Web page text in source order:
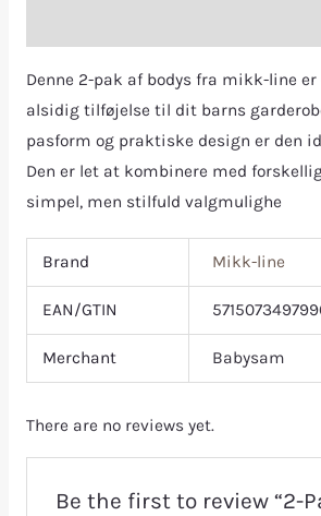
Denne 2-pak af bodys fra mikk-line er
alsidig tilføjelse til dit barns
pasform og praktiske design er den
Den er let at kombinere med
simpel, men stilfuld valgmulighe
Brand Mikk-line
EAN/GTIN
Merchant Babysam
There are no reviews yet.
Be the first to review “2-